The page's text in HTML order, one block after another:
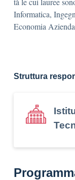
Informatica,
Economia
Struttura